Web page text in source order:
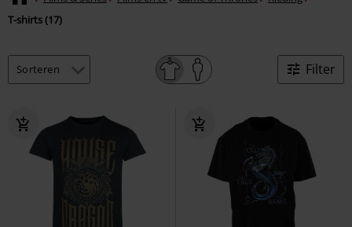
T-shirts (17)
Filter